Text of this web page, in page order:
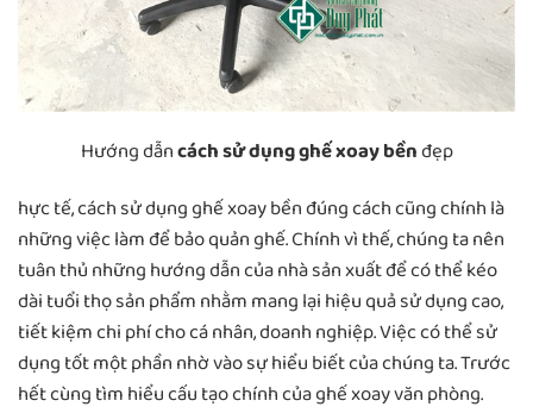
Hướng dẫncách sử dụng ghế xoay bềnđẹp
hực tế, cách sử dụng ghế xoay bền đúng cách cũng chính là
những việc làm để bảo quản ghế. Chính vì thế, chúng ta nên
tuân thủ những hướng dẫn của nhà sản xuất để có thể kéo
dài tuổi thọ sản phẩm nhằm mang lại hiệu quả sử dụng cao,
tiết kiệm chi phí cho cá nhân, doanh nghiệp. Việc có thể sử
dụng tốt một phần nhờ vào sự hiểu biết của chúng ta. Trước
hết cùng tìm hiểu cấu tạo chính của ghế xoay văn phòng.